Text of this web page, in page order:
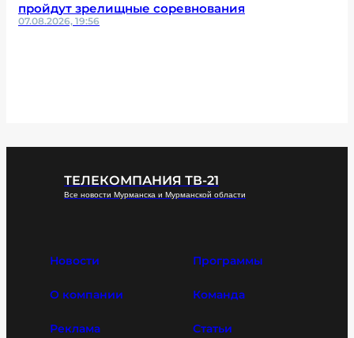
пройдут зрелищные соревнования
07.08.2026, 19:56
ТЕЛЕКОМПАНИЯ ТВ-21
Все новости Мурманска и Мурманской области
Новости Программы
О компании Команда
Реклама Статьи